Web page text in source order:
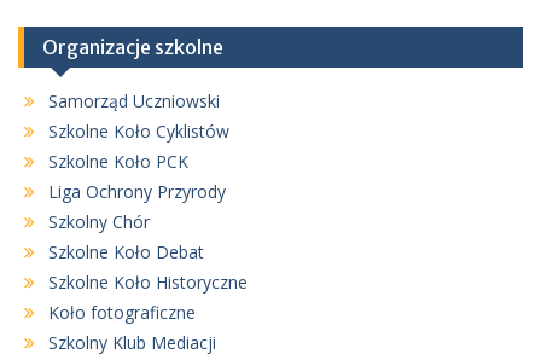
Organizacje szkolne
Samorząd Uczniowski
Szkolne Koło Cyklistów
Szkolne Koło PCK
Liga Ochrony Przyrody
Szkolny Chór
Szkolne Koło Debat
Szkolne Koło Historyczne
Koło fotograficzne
Szkolny Klub Mediacji